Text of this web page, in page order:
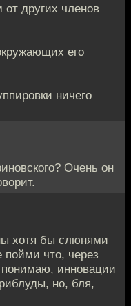
других членов
его
ничего
Очень он
хотя бы слюнями
пойми что, через
инновации
но, бля,